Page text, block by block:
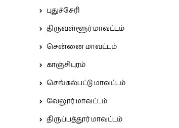
புதுச்சேரி
திருவள்ளூர் மாவட்டம்
சென்னை மாவட்டம்
காஞ்சிபுரம்
செங்கல்பட்டு மாவட்டம்
வேலூர் மாவட்டம்
திருப்பத்தூர் மாவட்டம்